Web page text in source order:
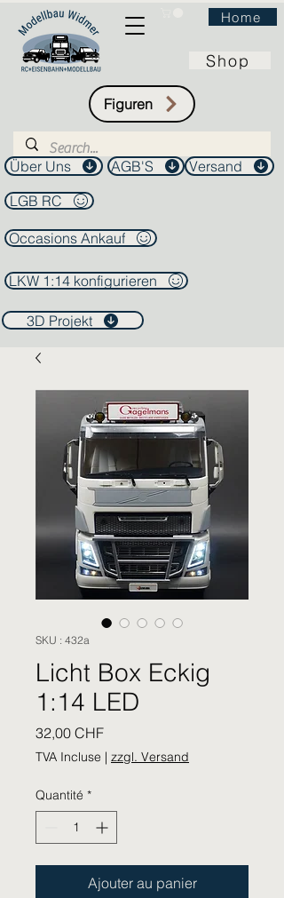
Home
Shop
Figuren
Über Uns AGB'S
Versand
LGB RC
Occasions Ankauf
LKW 1:14 konfigurieren
3D Projekt
SKU : 432a
Licht Box Eckig
1:14 LED
32,00 CHFPrix
TVA Incluse | zzgl. Versand
Quantité *
Ajouter au panier